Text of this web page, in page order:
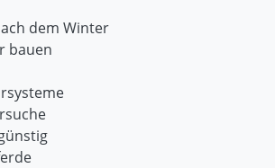
dem Winter
bauen